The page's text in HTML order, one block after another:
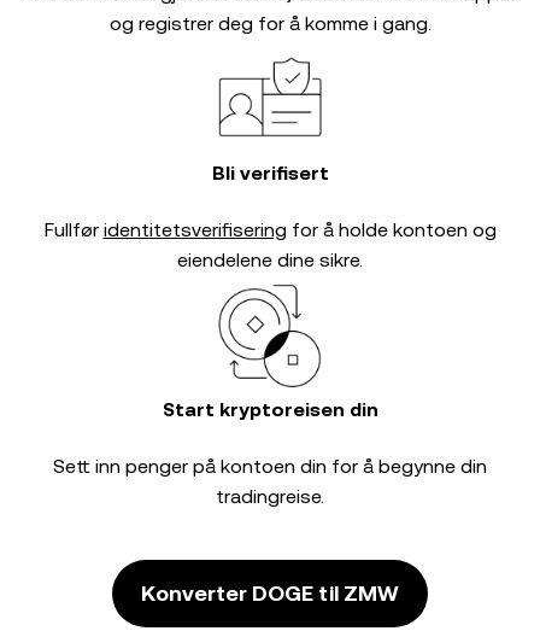
og registrer deg for å komme i gang.
Bli verifisert
Fullfør identitetsverifisering for å holde kontoen og
eiendelene dine sikre.
Start kryptoreisen din
Sett inn penger på kontoen din for å begynne din
tradingreise.
Konverter DOGE til ZMW